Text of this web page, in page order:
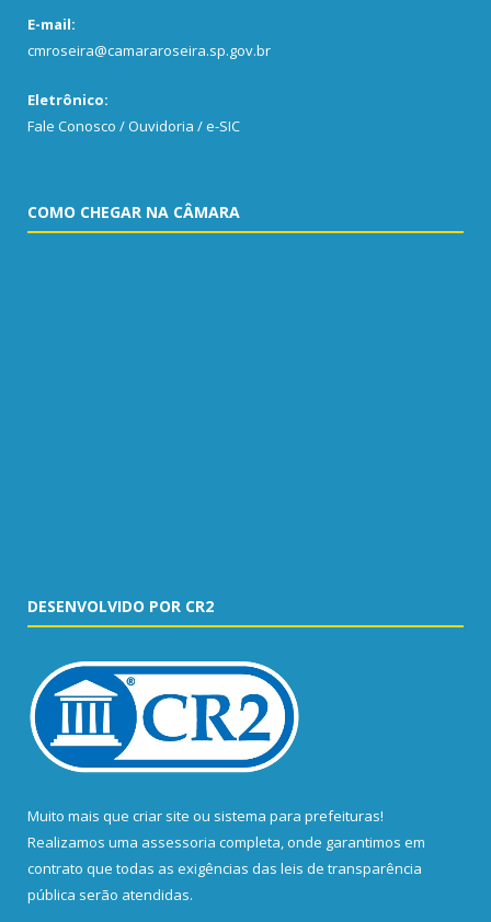
E-mail:
cmroseira@camararoseira.sp.gov.br
Eletrônico:
Fale Conosco / Ouvidoria / e-SIC
COMO CHEGAR NA CÂMARA
DESENVOLVIDO POR CR2
Muito mais que criar site ou sistema para prefeituras!
Realizamos uma assessoria completa, onde garantimos em
contrato que todas as exigências das leis de transparência
pública serão atendidas.